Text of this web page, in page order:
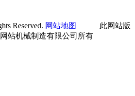
Reserved. 网站地图
此网站版
站机械制造有限公司所有